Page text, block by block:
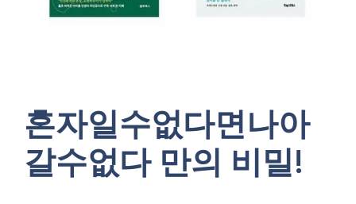
혼자일수없다면나아
갈수없다 만의 비밀!